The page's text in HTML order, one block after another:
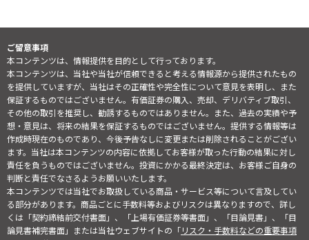
ご留意事項
本コンテンツは、情報提供を目的として行っております。
本コンテンツは、当社や当社が信頼できると考える情報源から提供されたもの
を提供していますが、当社はその正確性や完全性について意見を表明し、また
保証するものではございません。有価証券の購入、売却、デリバティブ取引、
その他の取引を推奨し、勧誘するものではありません。また、過去の実績や予
想・意見は、将来の結果を保証するものではございません。提供する情報等は
作成時現在のものであり、今後予告なしに変更または削除されることがござい
ます。当社は本コンテンツの内容に依拠してお客様が取った行動の結果に対し
責任を負うものではございません。投資にかかる最終決定は、お客様ご自身の
判断と責任でなさるようお願いいたします。
本コンテンツでは当社でお取扱している商品・サービス等について言及してい
る部分があります。商品ごとに手数料等およびリスクは異なりますので、詳し
くは「契約締結前交付書面」、「上場有価証券等書面」、「目論見書」、「目
論見書補完書面」または当社ウェブサイトの「リスク・手数料などの重要事項